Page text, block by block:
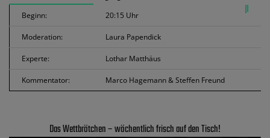
Beginn: 20:15 Uhr
Moderation: Laura Papendick
Experte: Lothar Matthäus
Kommentator: Marco Hagemann & Steffen Freund
Das Wettbrötchen – wöchentlich frisch auf den Tisch!